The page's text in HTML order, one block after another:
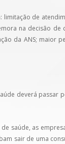
de
na decisão de
da ANS; maior
deverá passar
saúde, as
sair de uma